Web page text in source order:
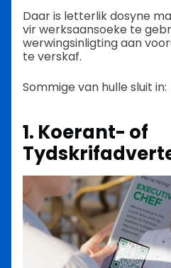
Daar is letterlik dosyne
vir werksaansoeke te
werwingsinligting aan
te verskaf.
Sommige van hulle sluit in:
1. Koerant- of